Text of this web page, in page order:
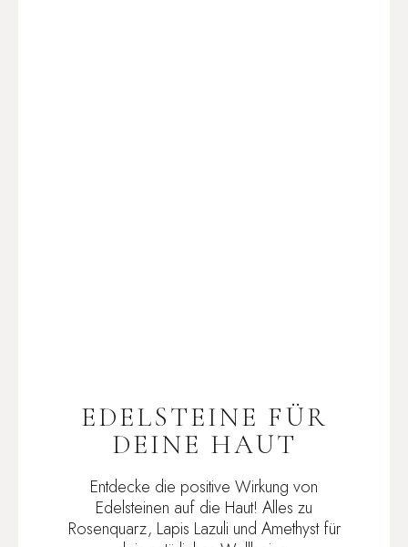
EDELSTEINE FÜR
DEINE HAUT
Entdecke die positive Wirkung von
Edelsteinen auf die Haut! Alles zu
Rosenquarz, Lapis Lazuli und Amethyst für